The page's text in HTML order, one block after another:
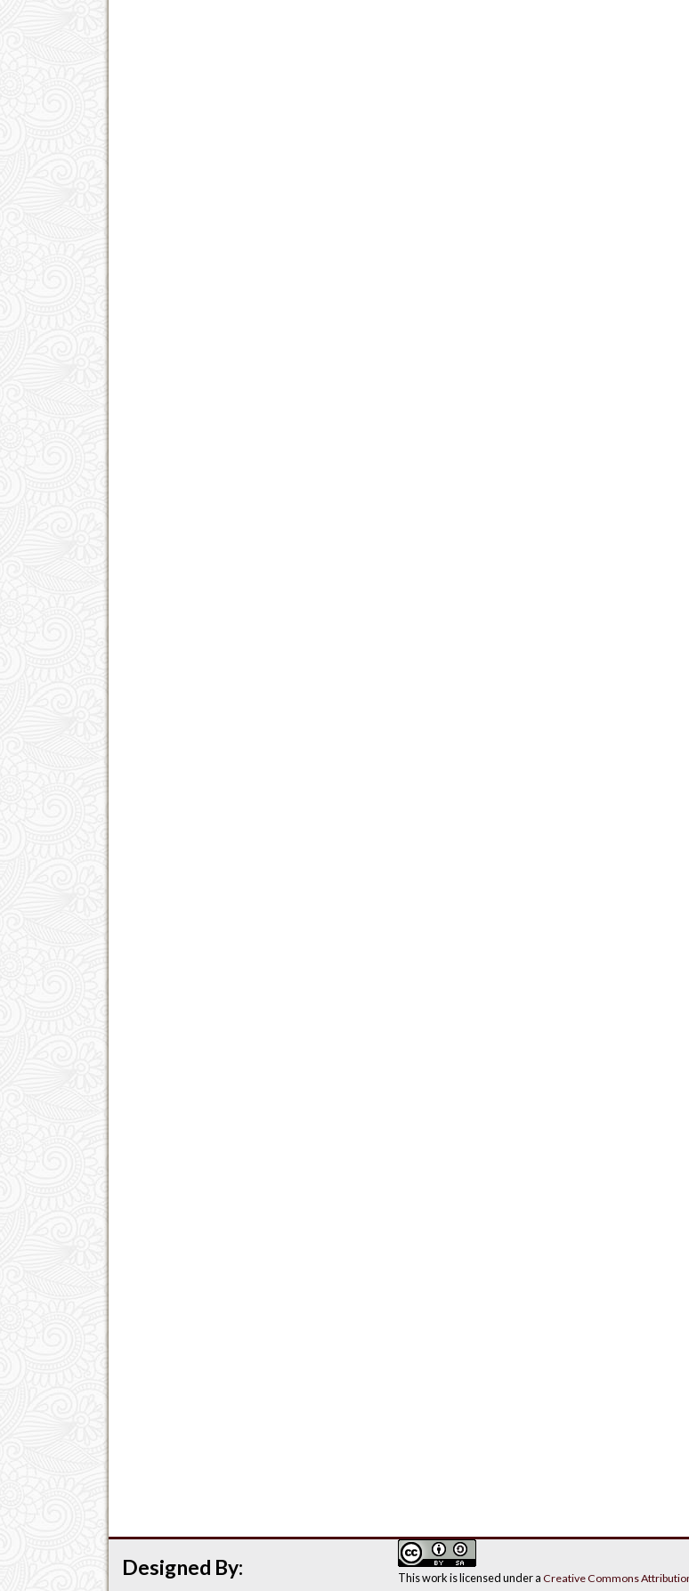
This work is licensed under aCreative Commons
Designed By: